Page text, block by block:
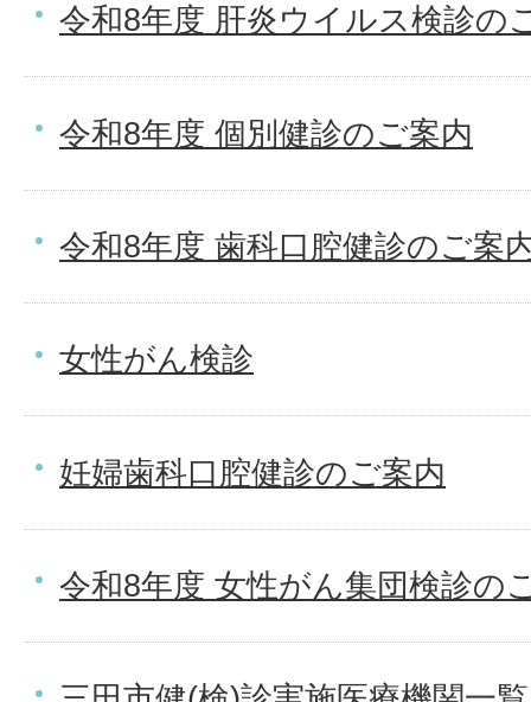
令和8年度 肝炎ウイルス検診の
令和8年度 個別健診のご案内
令和8年度 歯科口腔健診のご案
女性がん検診
妊婦歯科口腔健診のご案内
令和8年度 女性がん集団検診の